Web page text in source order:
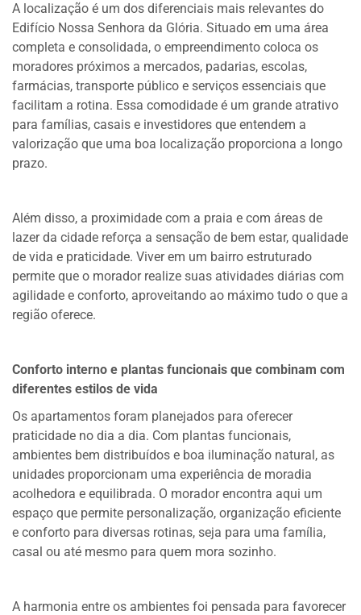
A localização é um dos diferenciais mais relevantes do
Edifício Nossa Senhora da Glória. Situado em uma área
completa e consolidada, o empreendimento coloca os
moradores próximos a mercados, padarias, escolas,
farmácias, transporte público e serviços essenciais que
facilitam a rotina. Essa comodidade é um grande atrativo
para famílias, casais e investidores que entendem a
valorização que uma boa localização proporciona a longo
prazo.
Além disso, a proximidade com a praia e com áreas de
lazer da cidade reforça a sensação de bem estar, qualidade
de vida e praticidade. Viver em um bairro estruturado
permite que o morador realize suas atividades diárias com
agilidade e conforto, aproveitando ao máximo tudo o que a
região oferece.
Conforto interno e plantas funcionais que combinam com
diferentes estilos de vida
Os apartamentos foram planejados para oferecer
praticidade no dia a dia. Com plantas funcionais,
ambientes bem distribuídos e boa iluminação natural, as
unidades proporcionam uma experiência de moradia
acolhedora e equilibrada. O morador encontra aqui um
espaço que permite personalização, organização eficiente
e conforto para diversas rotinas, seja para uma família,
casal ou até mesmo para quem mora sozinho.
A harmonia entre os ambientes foi pensada para favorecer